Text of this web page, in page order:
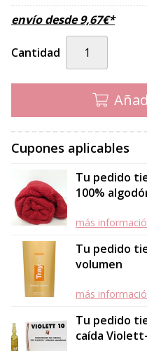
envío desde9,67€*
Cantidad
Cupones aplicables
Tu pedido
100%
más
Tu pedido
volumen
más
Tu pedido
caída